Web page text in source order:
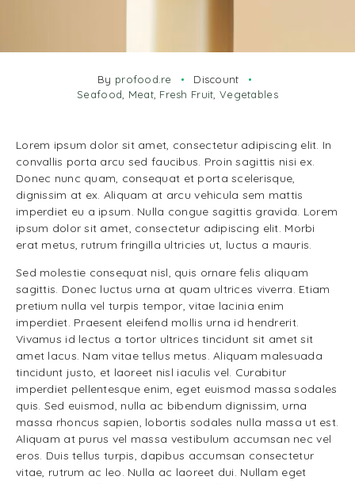
By profood.re
Discount
Seafood
Meat, Fresh Fruit ,Vegetables
Lorem ipsum dolor sit amet, consectetur adipiscing elit. In
convallis porta arcu sed faucibus. Proin sagittis nisi ex.
Donec nunc quam, consequat et porta scelerisque,
dignissim at ex. Aliquam at arcu vehicula sem mattis
imperdiet eu a ipsum. Nulla congue sagittis gravida. Lorem
ipsum dolor sit amet, consectetur adipiscing elit. Morbi
erat metus, rutrum fringilla ultricies ut, luctus a mauris.
Sed molestie consequat nisl, quis ornare felis aliquam
sagittis. Donec luctus urna at quam ultrices viverra. Etiam
pretium nulla vel turpis tempor, vitae lacinia enim
imperdiet. Praesent eleifend mollis urna id hendrerit.
Vivamus id lectus a tortor ultrices tincidunt sit amet sit
amet lacus. Nam vitae tellus metus. Aliquam malesuada
tincidunt justo, et laoreet nisl iaculis vel. Curabitur
imperdiet pellentesque enim, eget euismod massa sodales
quis. Sed euismod, nulla ac bibendum dignissim, urna
massa rhoncus sapien, lobortis sodales nulla massa ut est.
Aliquam at purus vel massa vestibulum accumsan nec vel
eros. Duis tellus turpis, dapibus accumsan consectetur
vitae, rutrum ac leo. Nulla ac laoreet dui. Nullam eget